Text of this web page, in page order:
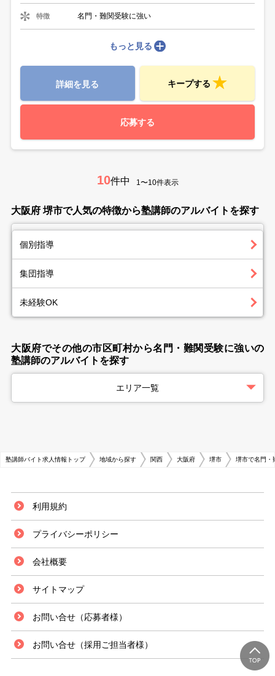
特徴 名門・難関受験に強い
もっと見る
詳細を見る キープする
応募する
10件中 1〜10件表示
大阪府 堺市で人気の特徴から塾講師のアルバイトを探す
個別指導
集団指導
未経験OK
大阪府でその他の市区町村から名門・難関受験に強いの
塾講師のアルバイトを探す
エリア一覧
塾講師バイト求人情報トップ 地域から探す 関西 大阪府 堺市 堺市で名門・
利用規約
プライバシーポリシー
会社概要
サイトマップ
お問い合せ（応募者様）
お問い合せ（採用ご担当者様）